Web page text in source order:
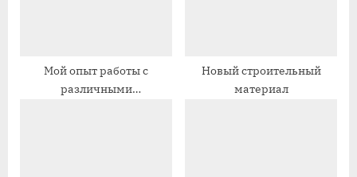
Мой опыт работы с
различными
Новый строительный
материал